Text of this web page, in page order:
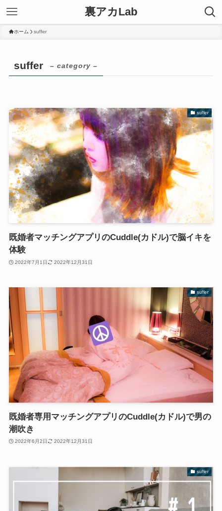
裏アカLab
ホーム suffer
suffer – category –
suffer
既婚者マッチングアプリのCuddle(カドル)で脳イキを
体験
2022年7月1日 2022年12月31日
suffer
既婚者専用マッチングアプリのCuddle(カドル)で男の
潮吹き
2022年6月2日 2022年12月31日
suffer